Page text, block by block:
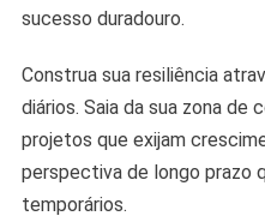
sucesso duradouro.
Construa sua resiliência
diários. Saia da sua zona
projetos que exijam
perspectiva de longo prazo
temporários.